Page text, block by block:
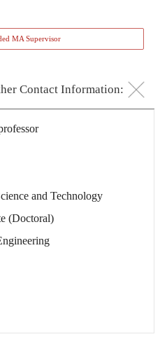
MA Supervisor
Contact Information:
and Technology
(Doctoral)